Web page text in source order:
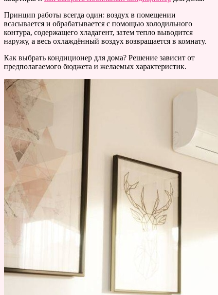
Принцип работы всегда один: воздух в помещении
всасывается и обрабатывается с помощью холодильного
контура, содержащего хладагент, затем тепло выводится
наружу, а весь охлаждённый воздух возвращается в комнату.
Как выбрать кондиционер для дома? Решение зависит от
предполагаемого бюджета и желаемых характеристик.